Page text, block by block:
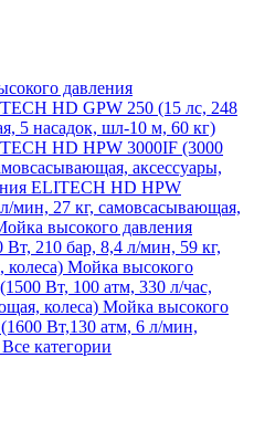
давления
HD GPW 250 (15 лс, 248
5 насадок, шл-10 м, 60 кг)
HD HPW 3000IF (3000
аксессуары,
ELITECH HD HPW
мин, 27 кг, самовсасывающая,
высокого давления
210 бар, 8,4 л/мин, 59 кг,
колеса) Мойка высокого
Вт, 100 атм, 330 л/час,
колеса) Мойка высокого
Вт,130 атм, 6 л/мин,
Все категории